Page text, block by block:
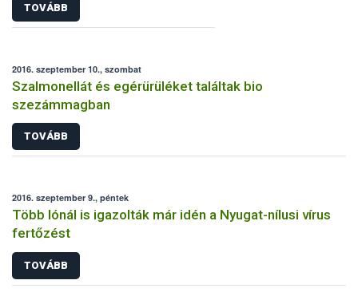
TOVÁBB
2016. szeptember 10., szombat
Szalmonellát és egérürüléket találtak bio
szezámmagban
TOVÁBB
2016. szeptember 9., péntek
Több lónál is igazolták már idén a Nyugat-nílusi vírus
fertőzést
TOVÁBB